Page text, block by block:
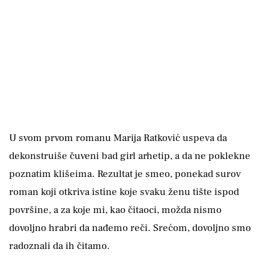
U svom prvom romanu Marija Ratković uspeva da
dekonstruiše čuveni bad girl arhetip, a da ne poklekne
poznatim klišeima. Rezultat je smeo, ponekad surov
roman koji otkriva istine koje svaku ženu tište ispod
površine, a za koje mi, kao čitaoci, možda nismo
dovoljno hrabri da nađemo reči. Srećom, dovoljno smo
radoznali da ih čitamo.